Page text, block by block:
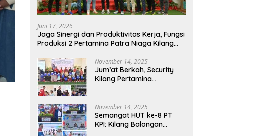
Juni 17, 2026
Jaga Sinergi dan Produktivitas Kerja, Fungsi
Produksi 2 Pertamina Patra Niaga Kilang
November 14, 2025
Jum’at Berkah, Security
Kilang Pertamina
November 14, 2025
Semangat HUT ke-8 PT
KPI: Kilang Balongan